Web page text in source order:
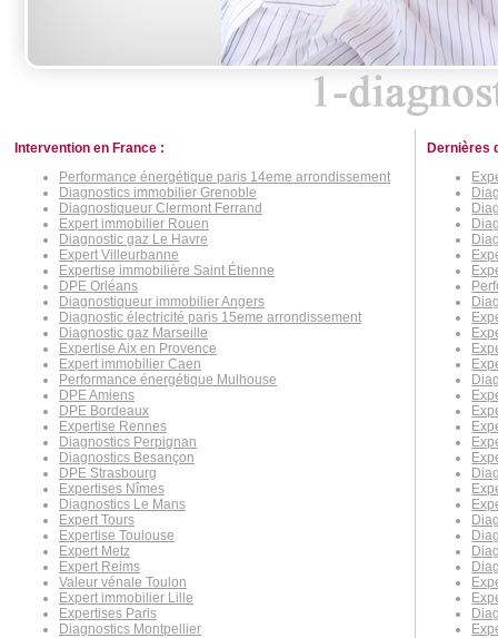
Intervention en France :
Performance énergétique paris 14eme arrondissement
Diagnostics immobilier Grenoble
Diagnostiqueur Clermont Ferrand
Expert immobilier Rouen
Diagnostic gaz Le Havre
Expert Villeurbanne
Expertise immobilière Saint Étienne
DPE Orléans
Diagnostiqueur immobilier Angers
Diagnostic électricité paris 15eme arrondissement
Diagnostic gaz Marseille
Expertise Aix en Provence
Expert immobilier Caen
Performance énergétique Mulhouse
DPE Amiens
DPE Bordeaux
Expertise Rennes
Diagnostics Perpignan
Diagnostics Besançon
DPE Strasbourg
Expertises Nîmes
Diagnostics Le Mans
Expert Tours
Expertise Toulouse
Expert Metz
Expert Reims
Valeur vénale Toulon
Expert immobilier Lille
Expertises Paris
Diagnostics Montpellier
Dernières